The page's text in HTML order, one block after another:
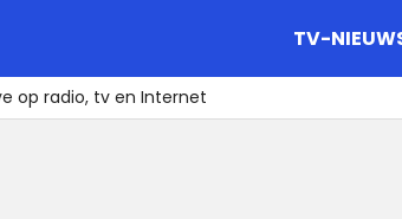
TV-
op radio, tv en Internet